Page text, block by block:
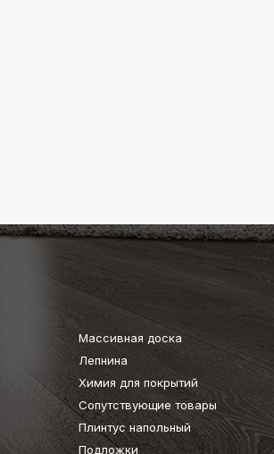
Массивная доска
Лепнина
Химия для покрытий
Сопутствующие товары
Плинтус напольный
Подложки